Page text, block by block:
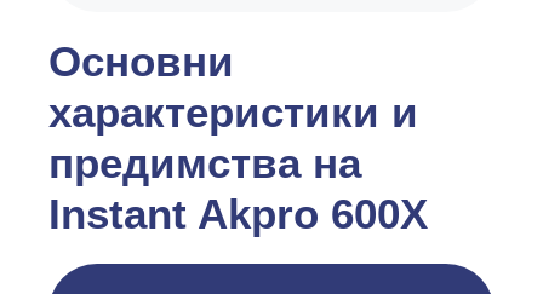
Основни
характеристики и
предимства на
Instant Akpro 600X